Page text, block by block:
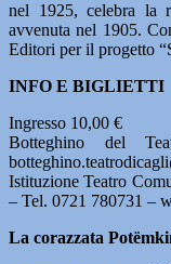
nel 1925, celebra la
avvenuta nel 1905.
Editori per il progetto
INFO E BIGLIETTI
Ingresso 10,00 €
Botteghino del
Istituzione Teatro
– Tel. 0721 780731 –
La corazzata